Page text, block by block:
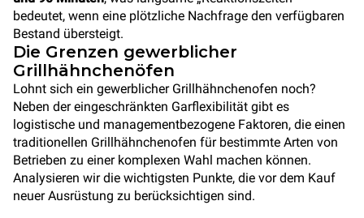
bedeutet, wenn eine plötzliche Nachfrage den verfügbaren
Bestand übersteigt.
Die Grenzen gewerblicher
Grillhähnchenöfen
Lohnt sich ein gewerblicher Grillhähnchenofen noch?
Neben der eingeschränkten Garflexibilität gibt es
logistische und managementbezogene Faktoren, die einen
traditionellen Grillhähnchenofen für bestimmte Arten von
Betrieben zu einer komplexen Wahl machen können.
Analysieren wir die wichtigsten Punkte, die vor dem Kauf
neuer Ausrüstung zu berücksichtigen sind.